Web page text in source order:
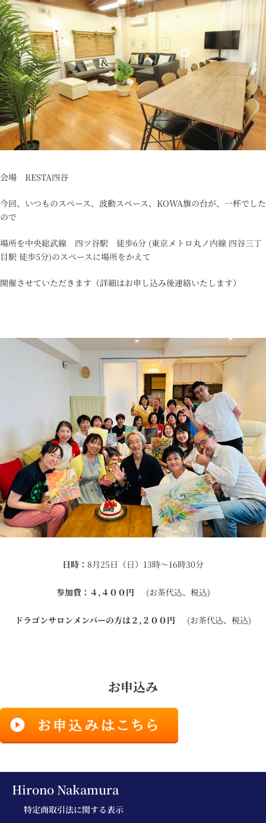
会場 RESTA四谷
今回、いつものスペース、波動スペース、KOWA旗の台が、一杯でした
ので
場所を中央総武線 四ツ谷駅 徒歩6分 (東京メトロ丸ノ内線 四谷三丁
目駅 徒歩5分)のスペースに場所をかえて
開催させていただきます（詳細はお申し込み後連絡いたします）
日時： 8月25日（日）13時〜16時30分
参加費：４,４００円 (お茶代込、税込)
ドラゴンサロンメンバーの方は２,２００円 (お茶代込、税込)
お申込み
Hirono Nakamura
特定商取引法に関する表示